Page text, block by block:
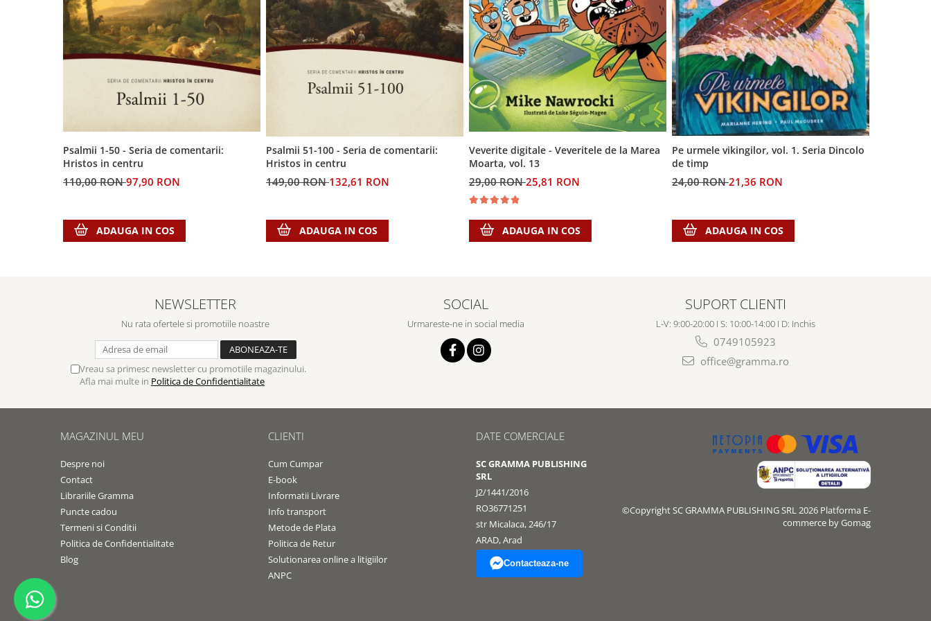
Contemporaneitate
Lupta Spirituala
Schimbarea caracterului
Viata din belsug
Viata de zi cu zi
Despre afaceri
Dezvoltare personala
Sanatate / nutritie
Psalmii 1-50 - Seria de comentarii:
Hristos in centru
110,00 RON97,90 RON
ADAUGA IN COS
Psalmii 51-100 - Seria de comentarii:
Hristos in centru
149,00 RON132,61 RON
ADAUGA IN COS
Veverite digitale - Veveritele de la Marea
Moarta, vol. 13
29,00 RON25,81 RON
ADAUGA IN COS
Pe urmele vikingilor, vol. 1. Seria Dincolo
de timp
24,00 RON21,36 RON
ADAUGA IN COS
NEWSLETTER
Nu rata ofertele si promotiile noastre
Vreau sa primesc newsletter cu promotiile magazinului.
Afla mai multe in Politica de Confidentialitate
SOCIAL
Urmareste-ne in social media
SUPORT CLIENTI
L-V: 9:00-20:00 I S: 10:00-14:00 I D: Inchis
0749105923
office@gramma.ro
MAGAZINUL MEU
Despre noi
Contact
Librariile Gramma
Puncte cadou
Termeni si Conditii
Politica de Confidentialitate
Blog
CLIENTI
Cum Cumpar
E-book
Informatii Livrare
Info transport
Metode de Plata
Politica de Retur
Solutionarea online a litigiilor
ANPC
DATE COMERCIALE
SC GRAMMA PUBLISHING
SRL
J2/1441/2016
RO36771251
str Micalaca, 246/17
ARAD, Arad
Contacteaza-ne
©Copyright SC GRAMMA PUBLISHING SRL 2026 Platforma E-
commerce by Gomag